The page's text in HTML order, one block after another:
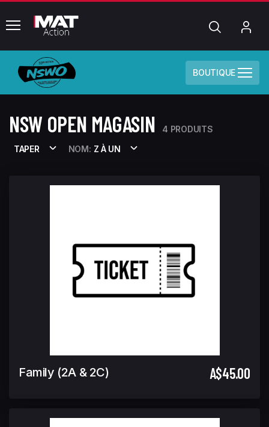
common.menu Chercher
BOUTIQUE
NSW OPEN MAGASIN
4 PRODUITS
TAPER
NOM: Z À UN
Family (2A & 2C) A$45.00